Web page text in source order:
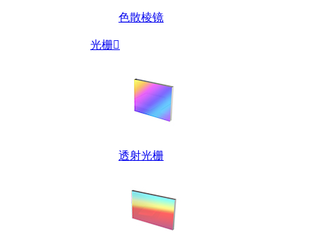
色散棱镜
光栅
透射光栅